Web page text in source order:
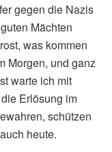
gegen die Nazis
Mächten
was kommen
Morgen, und ganz
warte ich mit
Erlösung im
schützen
heute.